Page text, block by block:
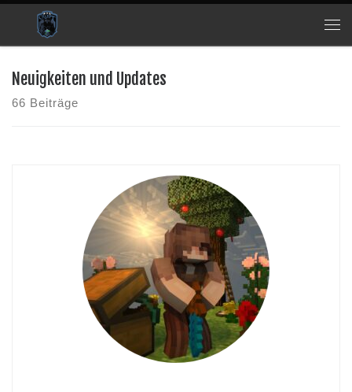
Zum Inhalt springen
Neuigkeiten und Updates
66 Beiträge